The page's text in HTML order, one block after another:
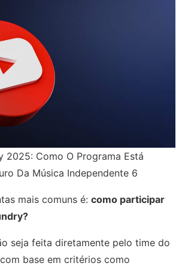
2025: Como O Programa Está
Da Música Independente 6
mais comuns é: como participar
seja feita diretamente pelo time do
base em critérios como